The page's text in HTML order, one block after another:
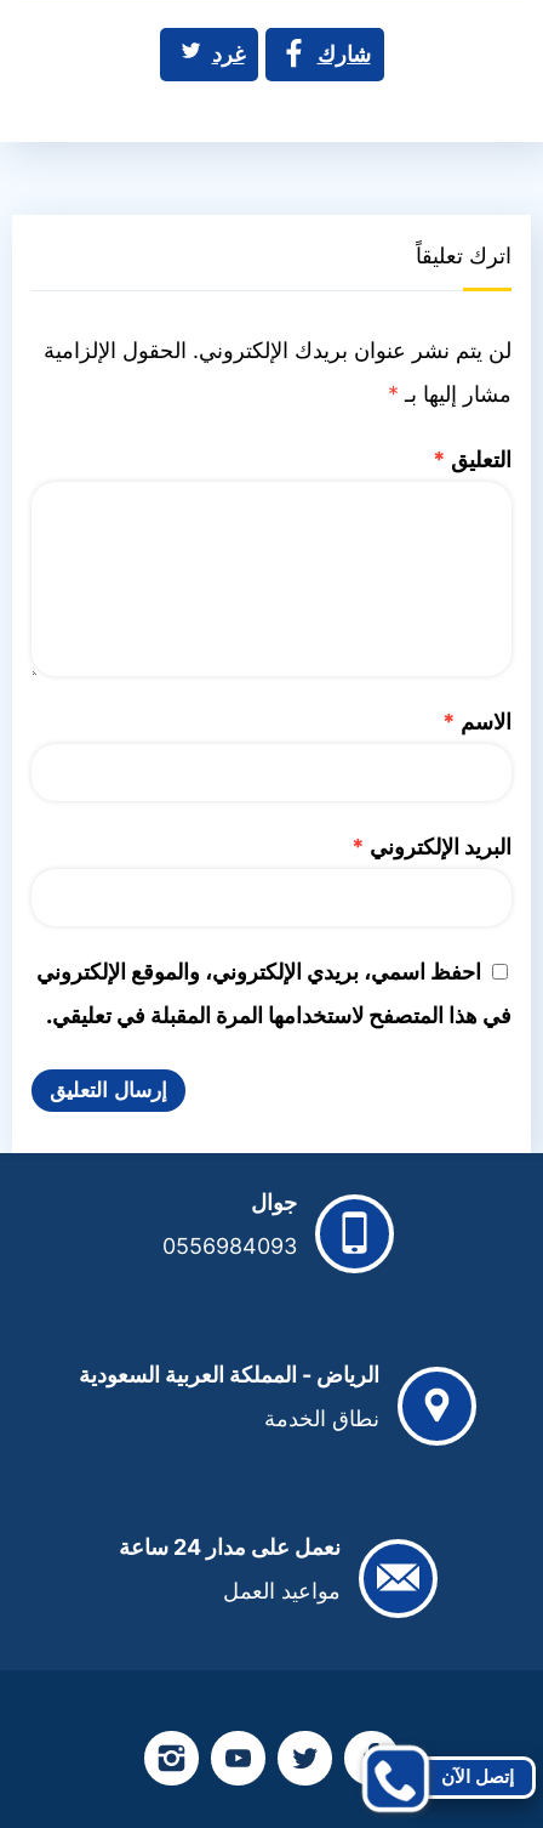
شارك غرد
اترك تعليقاً
لن يتم نشر عنوان بريدك الإلكتروني. الحقول الإلزامية
مشار إليها بـ *
التعليق *
الاسم *
البريد الإلكتروني *
احفظ اسمي، بريدي الإلكتروني، والموقع الإلكتروني
في هذا المتصفح لاستخدامها المرة المقبلة في تعليقي.
جوال
0556984093
الرياض - المملكة العربية السعودية
نطاق الخدمة
نعمل على مدار 24 ساعة
مواعيد العمل
تابعنا تابعنا تابعنا تابعنا إتصل الآن